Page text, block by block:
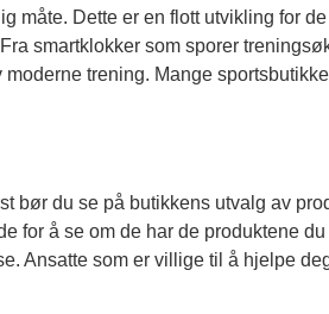
måte. Dette er en flott utvikling for
smartklokker som sporer
trening. Mange
bør du se på butikkens utvalg av
for å se om de har de produktene
Ansatte som er villige til å hjelpe